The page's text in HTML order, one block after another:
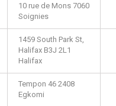
10 rue de Mons 7060
Soignies
1459 South Park St,
Halifax B3J 2L1
Halifax
Tempon 46 2408
Egkomi